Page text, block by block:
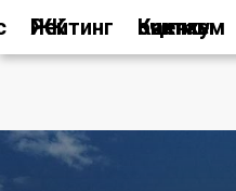
Рейтинг ЖК Как мы считаем оценку